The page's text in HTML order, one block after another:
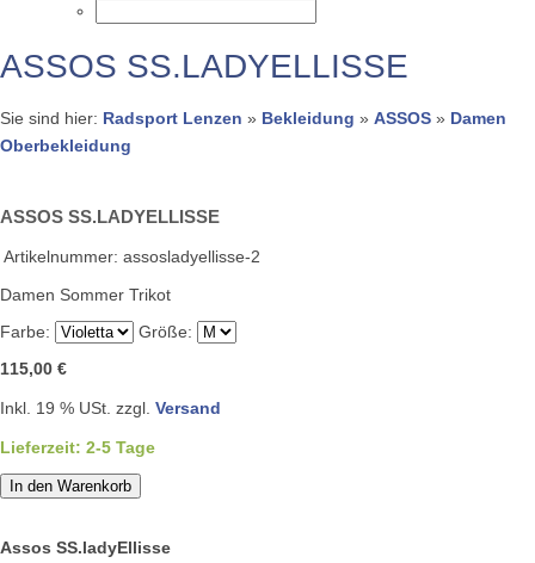
ASSOS SS.LADYELLISSE
Sie sind hier: Radsport Lenzen » Bekleidung » ASSOS » Damen
Oberbekleidung
ASSOS SS.LADYELLISSE
Artikelnummer: assosladyellisse-2
Damen Sommer Trikot
Farbe:
Größe:
115,00 €
Inkl. 19 % USt. zzgl. Versand
Lieferzeit: 2-5 Tage
In den Warenkorb
Assos SS.ladyEllisse